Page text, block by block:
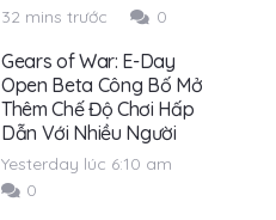
32 mins trước 0
Gears of War: E-Day
Open Beta Công Bố Mở
Thêm Chế Độ Chơi Hấp
Dẫn Với Nhiều Người
Yesterday lúc 6:10 am
0